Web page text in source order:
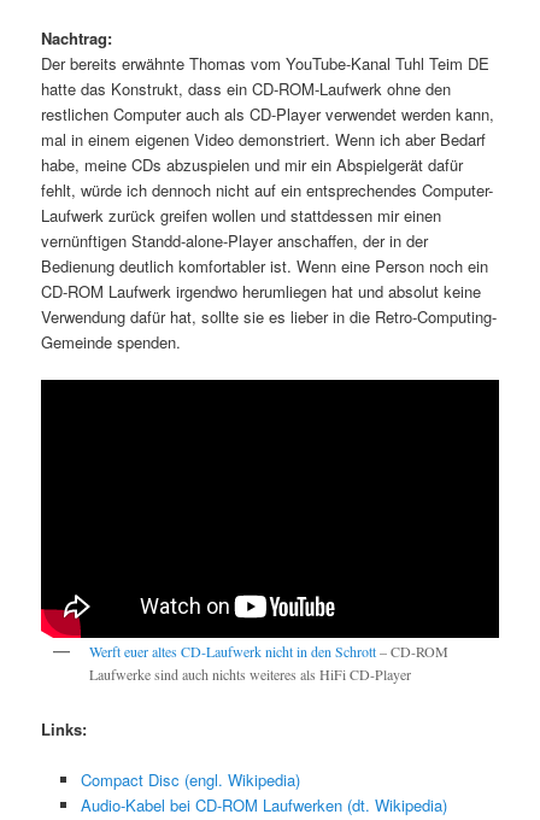
Nachtrag:
Der bereits erwähnte Thomas vom YouTube-Kanal Tuhl Teim DE
hatte das Konstrukt, dass ein CD-ROM-Laufwerk ohne den
restlichen Computer auch als CD-Player verwendet werden kann,
mal in einem eigenen Video demonstriert. Wenn ich aber Bedarf
habe, meine CDs abzuspielen und mir ein Abspielgerät dafür
fehlt, würde ich dennoch nicht auf ein entsprechendes Computer-
Laufwerk zurück greifen wollen und stattdessen mir einen
vernünftigen Standd-alone-Player anschaffen, der in der
Bedienung deutlich komfortabler ist. Wenn eine Person noch ein
CD-ROM Laufwerk irgendwo herumliegen hat und absolut keine
Verwendung dafür hat, sollte sie es lieber in die Retro-Computing-
Gemeinde spenden.
Werft euer altes CD-Laufwerk nicht in den Schrott– CD-ROM
Laufwerke sind auch nichts weiteres als HiFi CD-Player
Links:
Compact Disc (engl. Wikipedia)
Audio-Kabel bei CD-ROM Laufwerken (dt. Wikipedia)